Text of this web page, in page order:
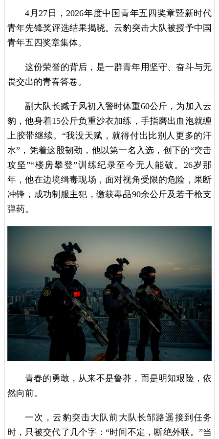
4月27日，2026年度中国青年五四奖章暨新时代
青年先锋奖评选结果揭晓。云豹突击大队被授予中国
青年五四奖章集体。
这份荣誉的背后，是一群青年用坚守、奋斗与无
畏交出的青春答卷。
副大队长臧子风初入警时体重60公斤，为加入云
豹，他身着15公斤负重沙衣加练，手指磨出血泡就缠
上胶带继续。“我没天赋，就得付出比别人更多的汗
水”，凭着这股韧劲，他以第一名入选，创下的“突击
攻坚”“楼房攀登”训练纪录至今无人能破。26岁那
年，他在边境缉毒现场，面对视角受限的危险，果断
冲锋，成功制服主犯，缴获毒品90余公斤及若干枪支
弹药。
青春的勇敢，从来不是鲁莽，而是明知艰险，依
然向前。
一次，云豹突击大队前大队长邹路遥接到任务
时，只被交代了几个字：“时间不定，断绝外联。”当